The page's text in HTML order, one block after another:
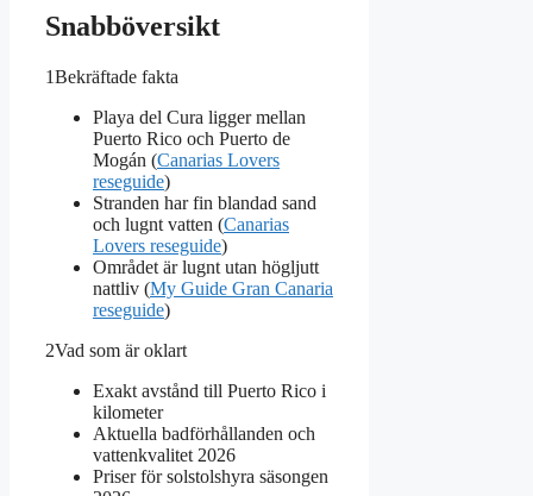
Snabböversikt
1Bekräftade fakta
Playa del Cura ligger mellan
Puerto Rico och Puerto de
Mogán (Canarias Lovers
reseguide)
Stranden har fin blandad sand
och lugnt vatten (Canarias
Lovers reseguide)
Området är lugnt utan högljutt
nattliv (My Guide Gran Canaria
reseguide)
2Vad som är oklart
Exakt avstånd till Puerto Rico i
kilometer
Aktuella badförhållanden och
vattenkvalitet 2026
Priser för solstolshyra säsongen